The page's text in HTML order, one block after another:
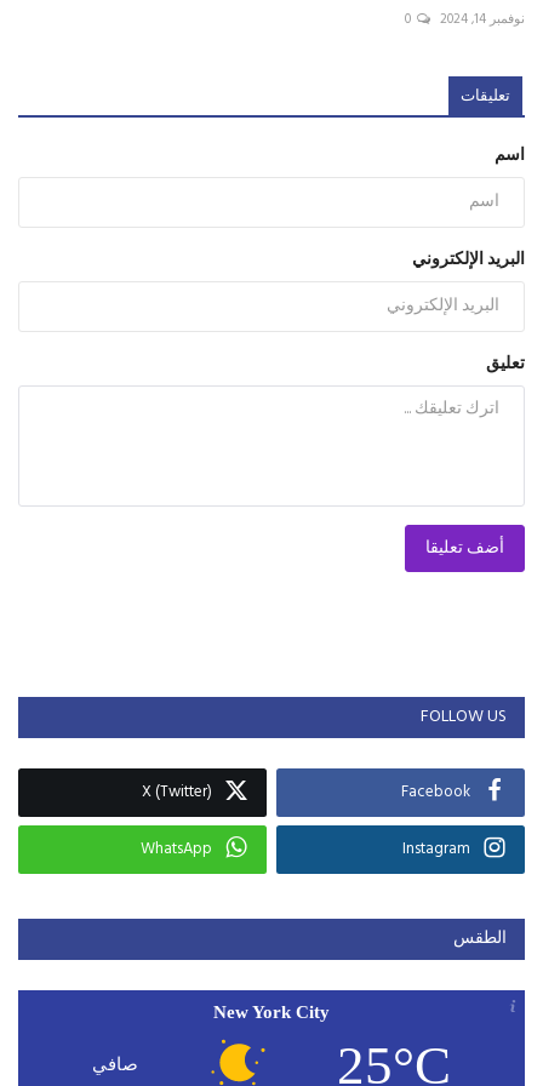
نوفمبر 14, 2024 0
تعليقات
اسم
البريد الإلكتروني
تعليق
أضف تعليقا
FOLLOW US
Facebook
X (Twitter)
Instagram
WhatsApp
الطقس
New York City
25°C صافي